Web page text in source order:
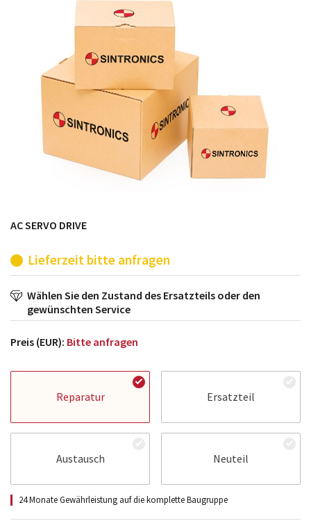
möglich. SINTRONICS ist dann ihr Partner, der
entweder die alten Baugruppen technisch hochwertig
repariert oder ihnen die abgekündigten Baugruppen
aus dem eigenen Lager ersetzt.
AC SERVO DRIVE
Lieferzeit bitte anfragen
Wählen Sie den Zustand des Ersatzteils oder den
gewünschten Service
Preis (EUR): Bitte anfragen
Reparatur Ersatzteil
Austausch Neuteil
24 Monate Gewährleistung auf die komplette Baugruppe